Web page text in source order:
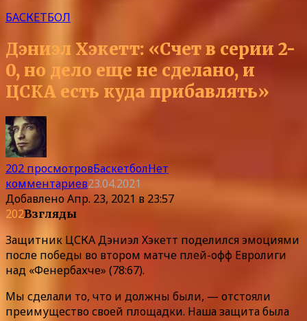
БАСКЕТБОЛ
Дэниэл Хэкетт: «Счет в серии 2-
0, но дело еще не сделано, и
ЦСКА есть куда прибавлять»
202 просмотровБаскетболНет
комментариев23.04.2021
ДобавленоАпр. 23, 2021 в 23:57
202Взгляды
Защитник ЦСКА Дэниэл Хэкетт поделился эмоциями
после победы во втором матче плей-офф Евролиги
над «Фенербахче» (78:67).
Мы сделали то, что и должны были, — отстояли
преимущество своей площадки. Наша защита была